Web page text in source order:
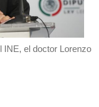
INE, el doctor Lorenzo